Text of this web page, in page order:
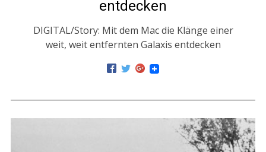
entdecken
DIGITAL/Story: Mit dem Mac die Klänge einer
weit, weit entfernten Galaxis entdecken